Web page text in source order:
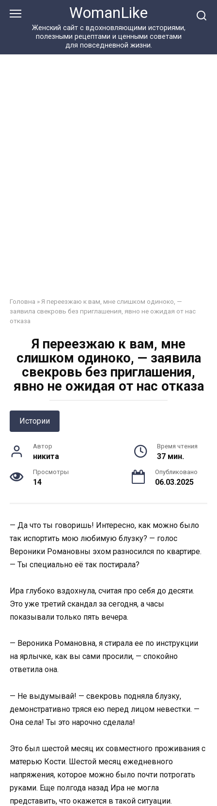
WomanLike
Женский сайт с вдохновляющими историями,
полезными рецептами и ценными советами
для повседневной жизни.
Головна » Я переезжаю к вам, мне слишком одиноко, —
заявила свекровь без приглашения, явно не ожидая от нас
отказа
Я переезжаю к вам, мне
слишком одиноко, — заявила
свекровь без приглашения,
явно не ожидая от нас отказа
Истории
Автор
никита
Время чтения
37 мин.
Просмотры
14
Опубликовано
06.03.2025
— Да что ты говоришь! Интересно, как можно было
так испортить мою любимую блузку? — голос
Вероники Романовны эхом разносился по квартире.
— Ты специально её так постирала?
Ира глубоко вздохнула, считая про себя до десяти.
Это уже третий скандал за сегодня, а часы
показывали только пять вечера.
— Вероника Романовна, я стирала ее по инструкции
на ярлычке, как вы сами просили, — спокойно
ответила она.
— Не выдумывай! — свекровь подняла блузку,
демонстративно тряся ею перед лицом невестки. —
Она села! Ты это нарочно сделала!
Это был шестой месяц их совместного проживания с
матерью Кости. Шестой месяц ежедневного
напряжения, которое можно было почти потрогать
руками. Еще полгода назад Ира не могла
представить, что окажется в такой ситуации.